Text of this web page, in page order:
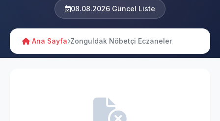
08.08.2026 Güncel Liste
Ana Sayfa Zonguldak Nöbetçi Eczaneler